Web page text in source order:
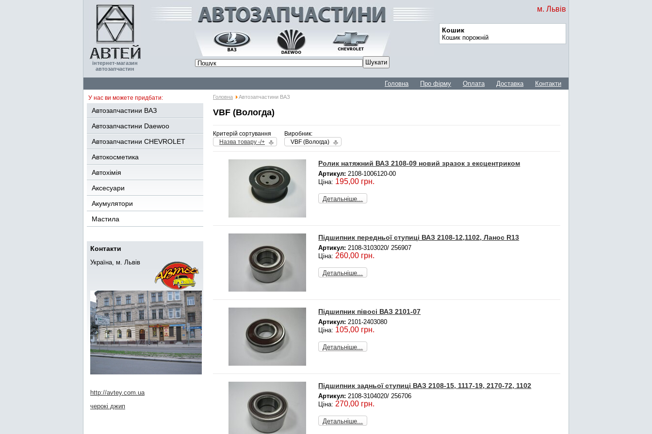
інтернет-магазин
автозапчастин
м. Львів
Кошик
Кошик порожній
Головна Про фірму Оплата Доставка Контакти
У нас ви можете придбати:
Автозапчастини ВАЗ
Автозапчастини Daewoo
Автозапчастини CHEVROLET
Автокосметика
Автохімія
Аксесуари
Акумулятори
Мастила
Контакти
Україна, м. Львів
http://avtey.com.ua
черокі джип
Головна Автозапчастини ВАЗ
VBF (Вологда)
Критерій сортування
Назва товару -/+
Виробник:
VBF (Вологда)
Ролик натяжний ВАЗ 2108-09 новий зразок з ексцентриком
Артикул: 2108-1006120-00
Ціна: 195,00 грн.
Детальніше...
Підшипник передньої ступиці ВАЗ 2108-12,1102, Ланос R13
Артикул: 2108-3103020/ 256907
Ціна:260,00 грн.
Детальніше...
Підшипник півосі ВАЗ 2101-07
Артикул: 2101-2403080
Ціна: 105,00 грн.
Детальніше...
Підшипник задньої ступиці ВАЗ 2108-15, 1117-19, 2170-72, 1102
Артикул: 2108-3104020/ 256706
Ціна:270,00 грн.
Детальніше...